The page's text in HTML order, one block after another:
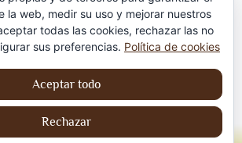
Política de privacidad
Aviso Legal
Política de cookies
la web, medir su uso y mejorar nuestros
todas las cookies, rechazar las no
sus preferencias. Política de cookies
Aceptar todo
Rechazar